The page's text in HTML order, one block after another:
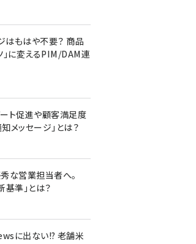
はもはや不要？ 商品
」に変えるPIM/DAM連
ト促進や顧客満足度
メッセージ」とは？
な営業担当者へ。
準」とは？
に出ない!? 老舗米